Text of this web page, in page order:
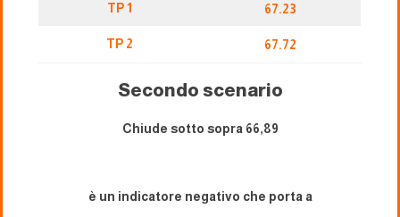
TP 1 67.23
TP 2 67.72
Secondo scenario
Chiude sotto sopra 66,89
è un indicatore negativo che porta a